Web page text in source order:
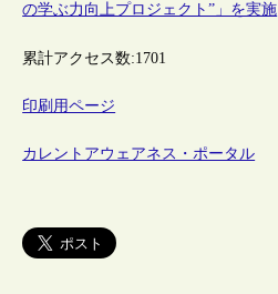
の学ぶ力向上プロジェクト”」を実施
累計アクセス数:1701
印刷用ページ
カレントアウェアネス・ポータル